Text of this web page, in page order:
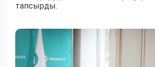
тапсырды.